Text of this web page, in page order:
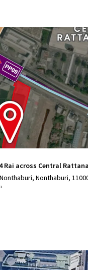
Rai across Central
Nonthaburi,